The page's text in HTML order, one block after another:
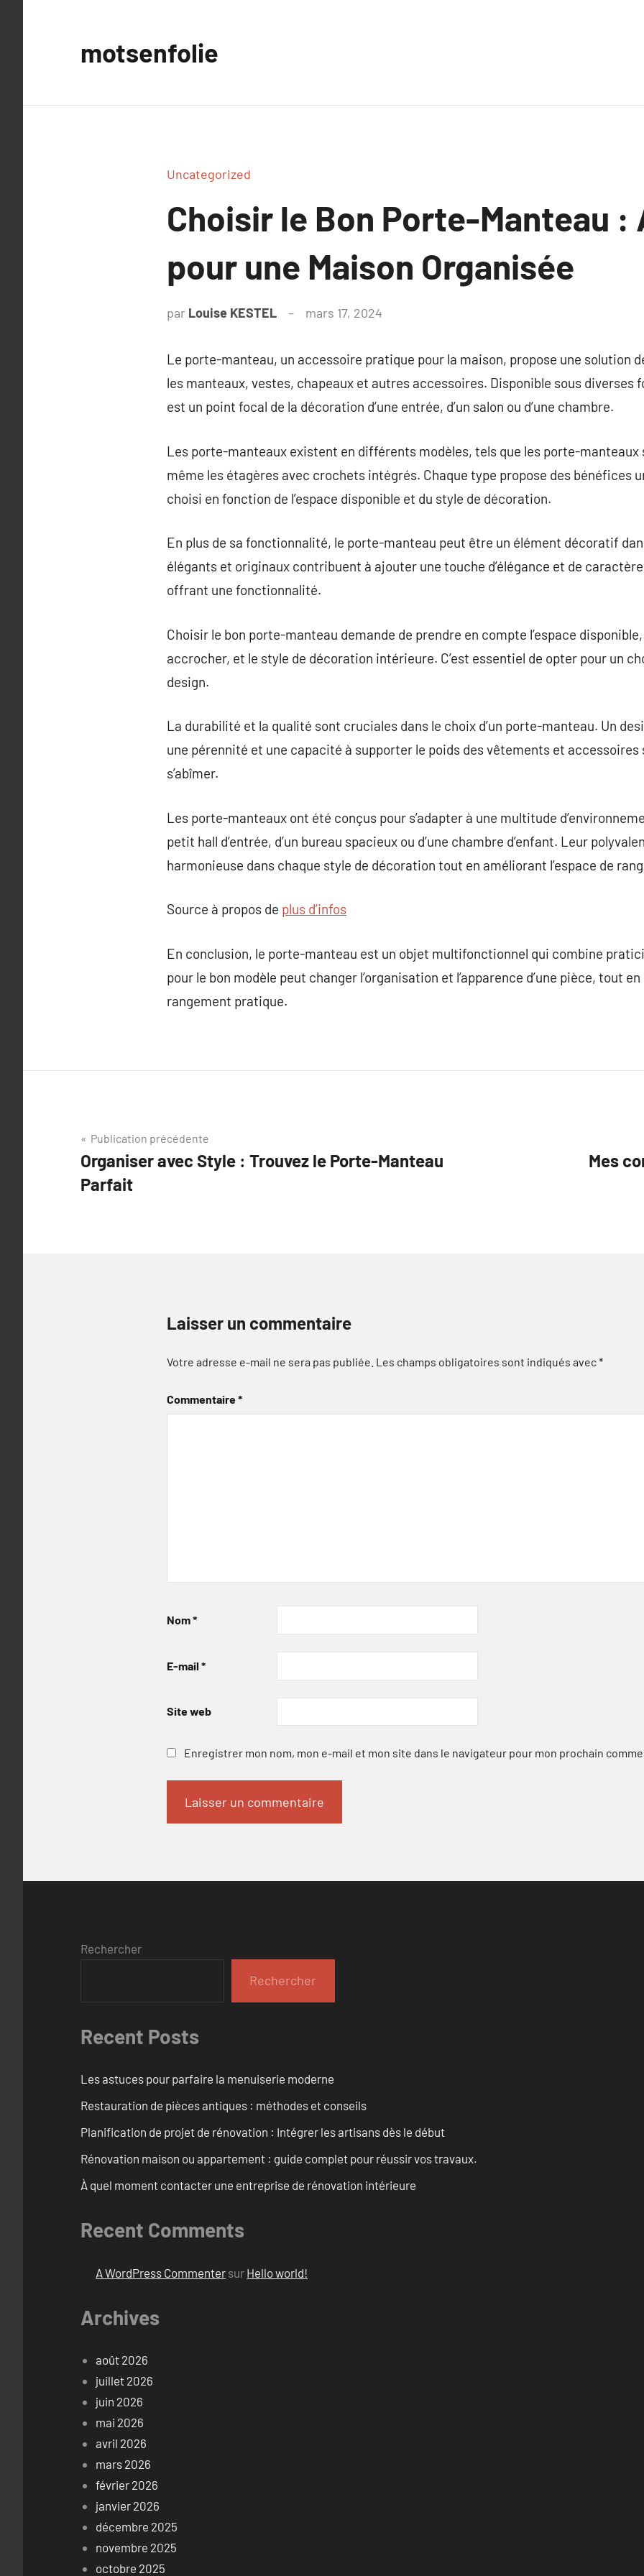
motsenfolie
Uncategorized
Choisir le Bon Porte-Manteau :
pour une Maison Organisée
par Louise KESTEL mars 17, 2024
Le porte-manteau, un accessoire pratique pour la maison, propose une solution
les manteaux, vestes, chapeaux et autres accessoires. Disponible sous diverses
est un point focal de la décoration d’une entrée, d’un salon ou d’une chambre.
Les porte-manteaux existent en différents modèles, tels que les porte-manteaux
même les étagères avec crochets intégrés. Chaque type propose des bénéfices
choisi en fonction de l’espace disponible et du style de décoration.
En plus de sa fonctionnalité, le porte-manteau peut être un élément décoratif
élégants et originaux contribuent à ajouter une touche d’élégance et de
offrant une fonctionnalité.
Choisir le bon porte-manteau demande de prendre en compte l’espace
accrocher, et le style de décoration intérieure. C’est essentiel de opter pour un
design.
La durabilité et la qualité sont cruciales dans le choix d’un porte-manteau. Un
une pérennité et une capacité à supporter le poids des vêtements et accessoires
s’abîmer.
Les porte-manteaux ont été conçus pour s’adapter à une multitude
petit hall d’entrée, d’un bureau spacieux ou d’une chambre d’enfant. Leur
harmonieuse dans chaque style de décoration tout en améliorant l’espace de
Source à propos de plus d’infos
En conclusion, le porte-manteau est un objet multifonctionnel qui combine
pour le bon modèle peut changer l’organisation et l’apparence d’une pièce, tout
rangement pratique.
Navigation
de
l’article
Publication précédente
Organiser avec Style : Trouvez le Porte-Manteau
Parfait
Mes
Laisser un commentaire
Votre adresse e-mail ne sera pas publiée. Les champs obligatoires sont indiqués avec*
Commentaire*
Nom*
E-mail *
Site web
Enregistrer mon nom, mon e-mail et mon site dans le navigateur pour mon prochain
Rechercher
Rechercher
Recent Posts
Les astuces pour parfaire la menuiserie moderne
Restauration de pièces antiques : méthodes et conseils
Planification de projet de rénovation : Intégrer les artisans dès le début
Rénovation maison ou appartement : guide complet pour réussir vos travaux.
À quel moment contacter une entreprise de rénovation intérieure
Recent Comments
A WordPress Commenter sur Hello world!
Archives
août 2026
juillet 2026
juin 2026
mai 2026
avril 2026
mars 2026
février 2026
janvier 2026
décembre 2025
novembre 2025
octobre 2025